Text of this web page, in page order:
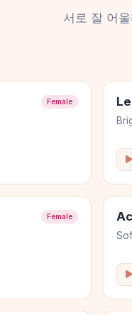
서로 잘 어
Female
Female